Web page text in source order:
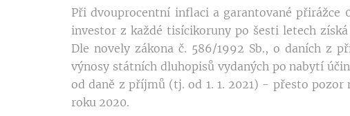
Při dvouprocentní inflaci a garantované přirážce
investor z každé tisícikoruny po šesti letech získá
Dle novely zákona č. 586/1992 Sb., o daních z
výnosy státních dluhopisů vydaných po nabytí
od daně z příjmů (tj. od 1. 1. 2021) - přesto pozor
roku 2020.